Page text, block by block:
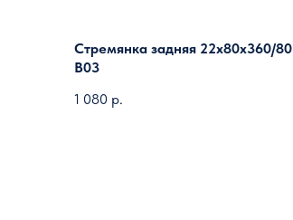
Стремянка задняя 22х80х360/80
B03
1 080 р.